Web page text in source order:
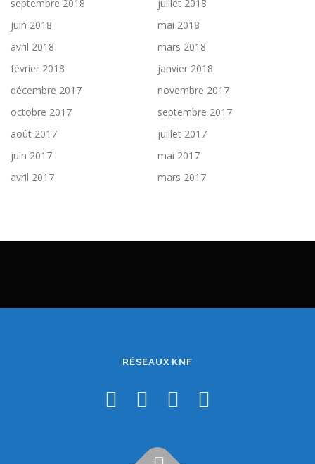
septembre 2018
juillet 2018
juin 2018
mai 2018
avril 2018
mars 2018
février 2018
janvier 2018
décembre 2017
novembre 2017
octobre 2017
septembre 2017
août 2017
juillet 2017
juin 2017
mai 2017
avril 2017
mars 2017
RÉSEAUX KNF